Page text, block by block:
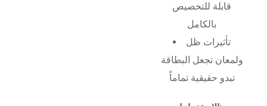
قابلة للتخصيص
بالكامل
تأثيرات ظل
ولمعان تجعل البطاقة
تبدو حقيقية تماماً